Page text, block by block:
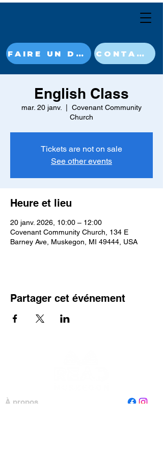
FAIRE UN DON MAINTENANT CONTACT
English Class
mar. 20 janv.
Covenant Community
Church
Tickets are not on sale
See other events
Heure et lieu
20 janv. 2026, 10:00 – 12:00
Covenant Community Church, 134 E
Barney Ave, Muskegon, MI 49444, USA
Partager cet événement
À propos